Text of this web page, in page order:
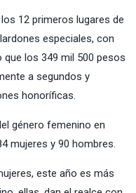
12 primeros lugares de
especiales, con
los 349 mil 500 pesos
a segundos y
honoríficas.
género femenino en
mujeres y 90 hombres.
este año es más